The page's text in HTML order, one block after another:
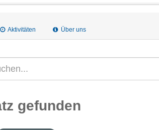
Aktivitäten Über uns
gefunden